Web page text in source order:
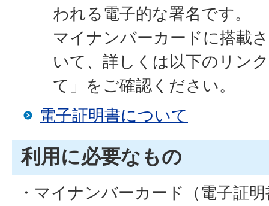
われる電子的な署名です。
マイナンバーカードに搭載
いて、詳しくは以下のリン
て」をご確認ください。
電子証明書について
利用に必要なもの
・マイナンバーカード（電子証